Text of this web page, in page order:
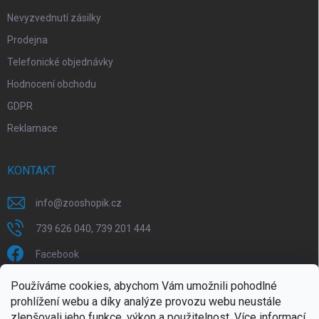
Používáme cookies, abychom Vám umožnili pohodlné
prohlížení webu a díky analýze provozu webu neustále
Nevyzvednutí zásilky
Prodejna
Telefonické objednávky
Hodnocení obchodu
GDPR
Reklamace
KONTAKT
info@zooshopik.cz
739 626 040, 739 201 444
Facebook
FACEBOOK